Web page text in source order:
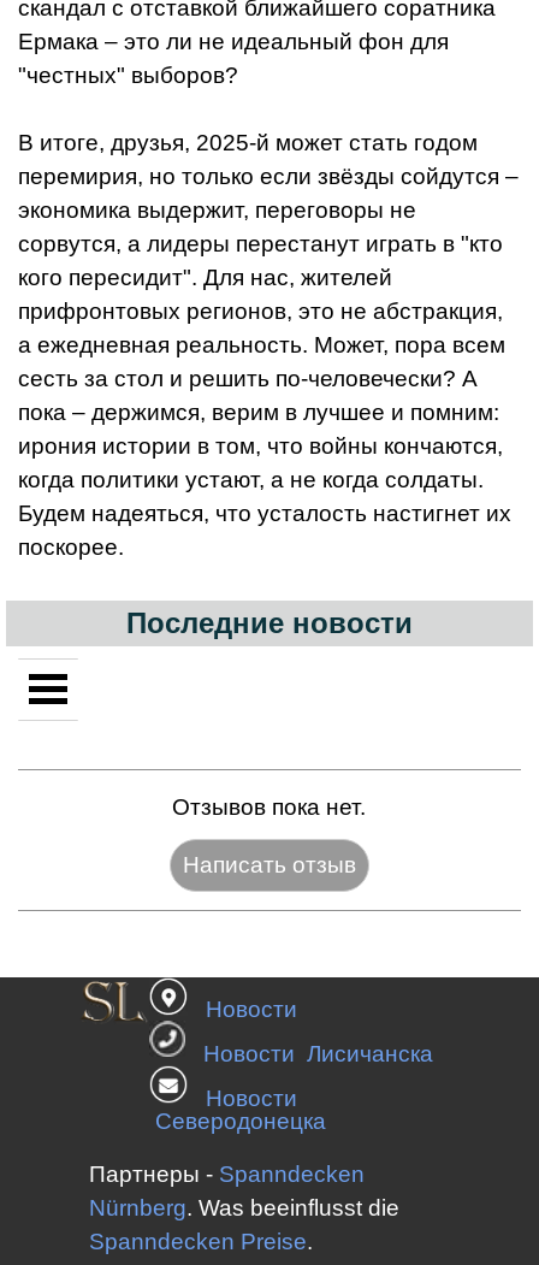
скандал с отставкой ближайшего соратника
Ермака – это ли не идеальный фон для
"честных" выборов?
В итоге, друзья, 2025-й может стать годом
перемирия, но только если звёзды сойдутся –
экономика выдержит, переговоры не
сорвутся, а лидеры перестанут играть в "кто
кого пересидит". Для нас, жителей
прифронтовых регионов, это не абстракция,
а ежедневная реальность. Может, пора всем
сесть за стол и решить по-человечески? А
пока – держимся, верим в лучшее и помним:
ирония истории в том, что войны кончаются,
когда политики устают, а не когда солдаты.
Будем надеяться, что усталость настигнет их
поскорее.
Последние новости
Отзывов пока нет.
Оценка:*
Новости
Новости Лисичанска
Новости
Северодонецка
Партнеры - Spanndecken
Nürnberg. Was beeinflusst die
Spanndecken Preise.